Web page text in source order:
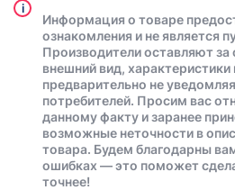
i
Информация о товаре
ознакомления и не является
Производители оставляют за
внешний вид,
предварительно не
потребителей. Просим вас
данному факту и заранее
возможные неточности в
товара. Будем благодарны
ошибках — это поможет
точнее!